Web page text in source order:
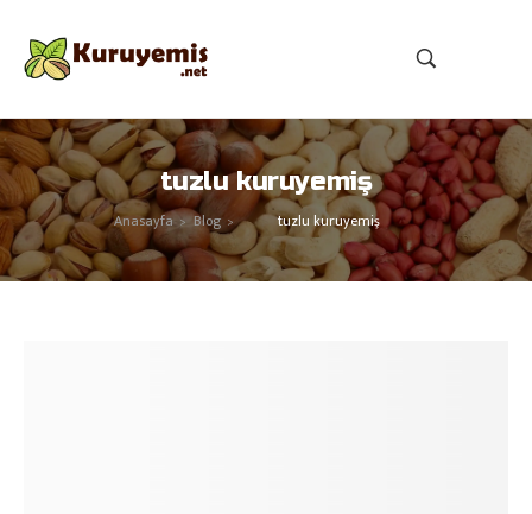
tuzlu kuruyemiş
Anasayfa > Blog > tuzlu kuruyemiş